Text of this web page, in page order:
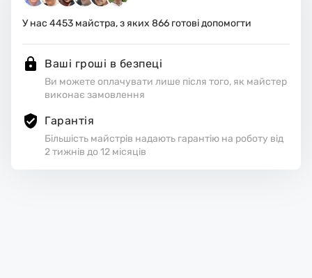
ирають робоче місце.
У нас 4453 майстра, з яких 866 готові допомогти
Ваші гроші в безпеці
Ви можете оплачувати лише після того, як майстер
виконає замовлення
Гарантія
Більшість майстрів надають гарантію на роботу від
2 тижнів до 12 місяців